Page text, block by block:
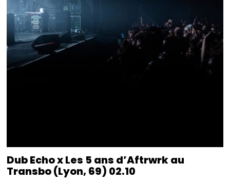
Dub Echo x Les 5 ans d’Aftrwrk au
Transbo (Lyon, 69) 02.10